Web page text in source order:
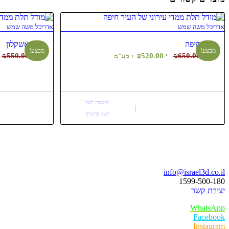
אדריכל משה שמש
אשקלון
₪550.00
מבצע!
אדריכל משה שמש
חיפה
₪650.00
המחיר
₪650.00.
₪520.00
המחיר
₪520.00.
+ מע"מ
מבצע!
הוספה לסל
הצג פרטים
info@israel3d.co.il
1599-500-180
יצירת קשר
WhatsApp
Facebook
Instagram